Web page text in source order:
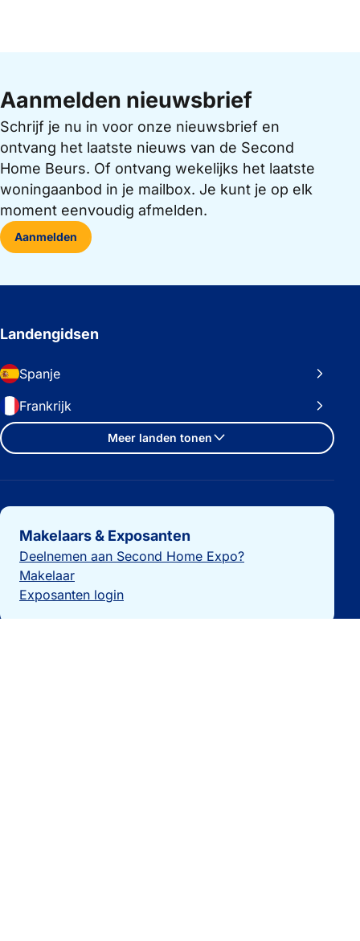
Aanmelden nieuwsbrief
Schrijf je nu in voor onze nieuwsbrief en
ontvang het laatste nieuws van de Second
Home Beurs. Of ontvang wekelijks het laatste
woningaanbod in je mailbox. Je kunt je op elk
moment eenvoudig afmelden.
Aanmelden
Landengidsen
Spanje
Frankrijk
Meer landen tonen
Belangrijke links
Makelaars & Exposanten
Deelnemen aan Second Home Expo?
Makelaar
Exposanten login